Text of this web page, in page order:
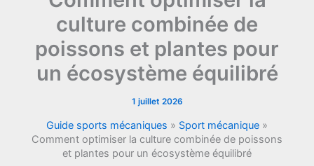
culture combinée de
poissons et plantes pour
un écosystème équilibré
1 juillet 2026
Guide sports mécaniques » Sport mécanique »
Comment optimiser la culture combinée de poissons
et plantes pour un écosystème équilibré